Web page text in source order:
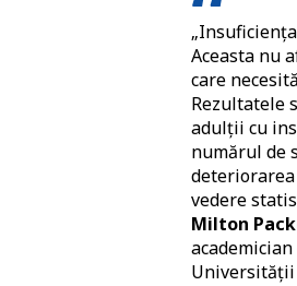
Aceasta nu
care
Rezultatele
adulții cu
numărul de
vedere
Milton
Universității